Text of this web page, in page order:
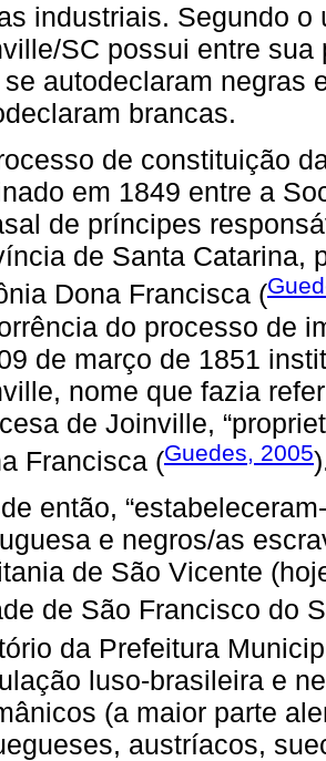
industriais. Segundo o
SC possui entre
se autodeclaram negras
brancas.
de constituição
em 1849 entre a
de príncipes
de Santa Catarina,
Dona Francisca (
do processo de
de março de 1851
nome que fazia
de Joinville,
Francisca (Guedes, 2005
então,
e negros/as
de São Vicente
de São Francisco do
da Prefeitura
luso-brasileira e
(a maior parte
austríacos,